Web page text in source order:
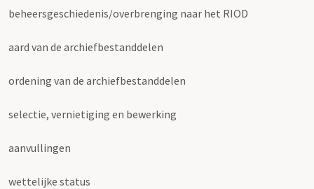
beheersgeschiedenis/overbrenging naar het RIOD
aard van de archiefbestanddelen
ordening van de archiefbestanddelen
selectie, vernietiging en bewerking
aanvullingen
wettelijke status